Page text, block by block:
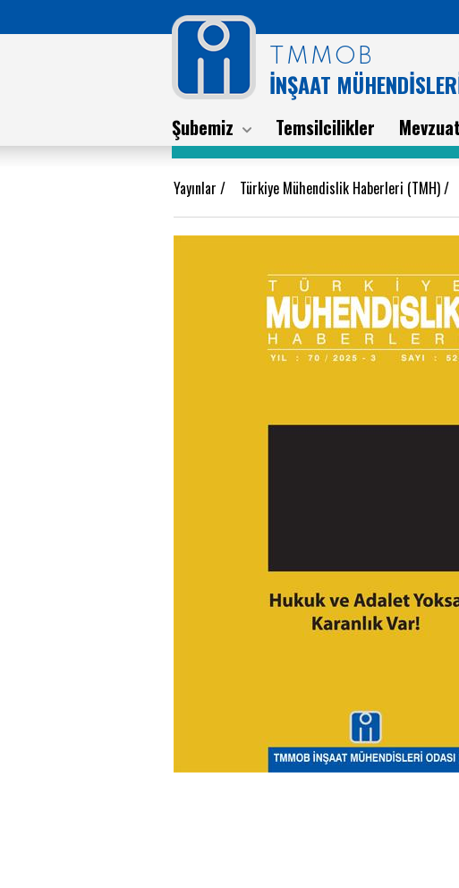
TMMOB
İNŞAAT
Şubemiz Temsilcilikler
Yayınlar / Türkiye Mühendislik Haberleri (TMH)/